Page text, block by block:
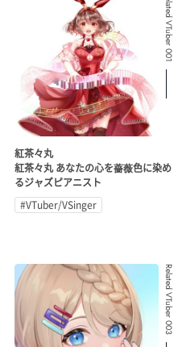
Related VTuber 001
紅茶々丸
紅茶々丸 あなたの心を薔薇色に染め
るジャズピアニスト
#VTuber/VSinger
Related VTuber 003